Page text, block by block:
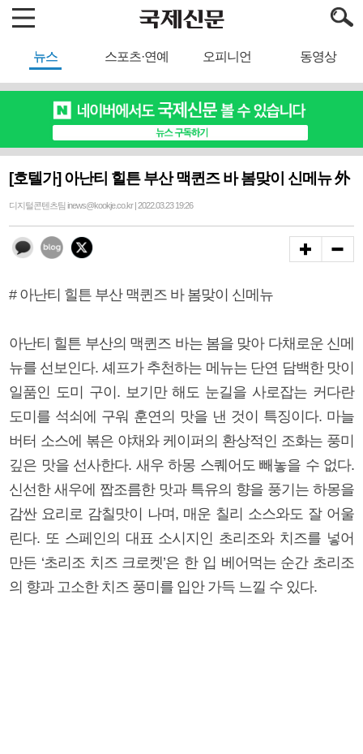
뉴스 스포츠·연예 오피니언 동영상
[호텔가] 아난티 힐튼 부산 맥퀸즈 바 봄맞이 신메뉴 外
디지털콘텐츠팀 inews@kookje.co.kr | 2022.03.23 19:26
# 아난티 힐튼 부산 맥퀸즈 바 봄맞이 신메뉴
아난티 힐튼 부산의 맥퀸즈 바는 봄을 맞아 다채로운 신메
뉴를 선보인다. 셰프가 추천하는 메뉴는 단연 담백한 맛이
일품인 도미 구이. 보기만 해도 눈길을 사로잡는 커다란
도미를 석쇠에 구워 훈연의 맛을 낸 것이 특징이다. 마늘
버터 소스에 볶은 야채와 케이퍼의 환상적인 조화는 풍미
깊은 맛을 선사한다. 새우 하몽 스퀘어도 빼놓을 수 없다.
신선한 새우에 짭조름한 맛과 특유의 향을 풍기는 하몽을
감싼 요리로 감칠맛이 나며, 매운 칠리 소스와도 잘 어울
린다. 또 스페인의 대표 소시지인 초리조와 치즈를 넣어
만든 ‘초리조 치즈 크로켓’은 한 입 베어먹는 순간 초리조
의 향과 고소한 치즈 풍미를 입안 가득 느낄 수 있다.